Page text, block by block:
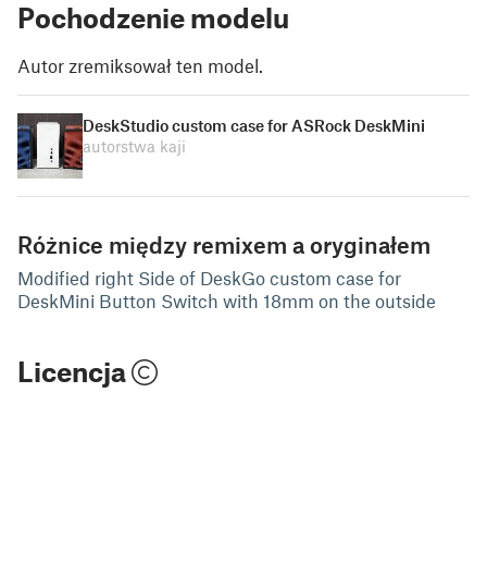
Pochodzenie modelu
Autor zremiksował ten model.
DeskStudio custom case for ASRock DeskMini
autorstwa kaji
Różnice między remixem a oryginałem
Modified right Side of DeskGo custom case for
DeskMini Button Switch with 18mm on the outside
Licencja